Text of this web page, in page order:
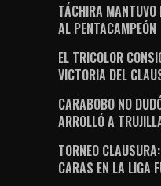
TÁCHIRA MANTUVO
AL PENTACAMPEÓN
EL TRICOLOR
VICTORIA DEL
CARABOBO NO
ARROLLÓ A
TORNEO
CARAS EN LA LIGA